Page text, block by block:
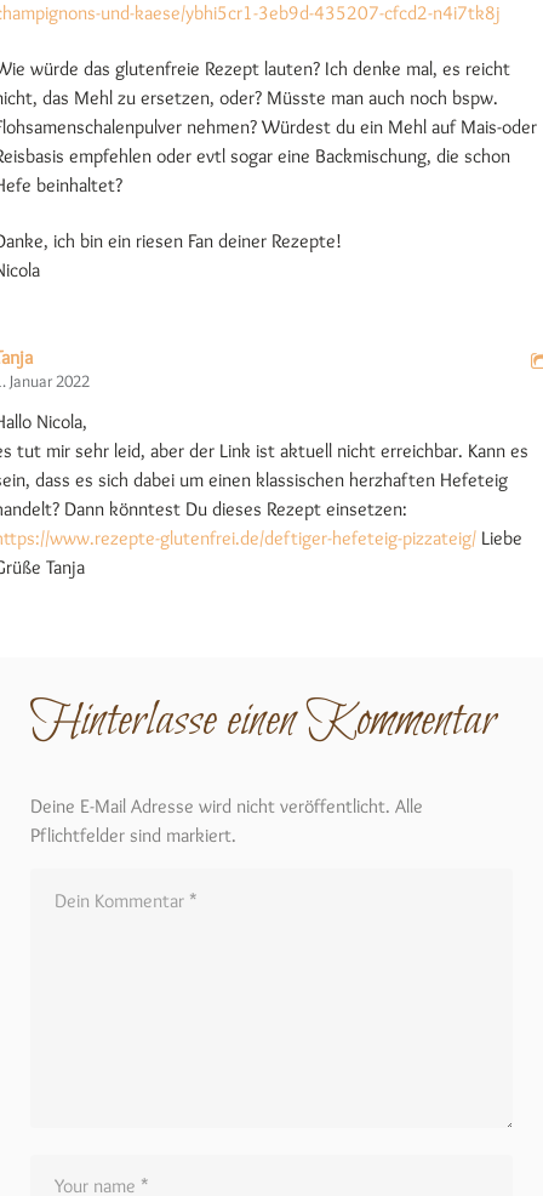
und-kaese/ybhi5cr1-3eb9d-435207-cfcd2-n4i7tk8j
würde das glutenfreie Rezept lauten? Ich denke mal, es reicht
das Mehl zu ersetzen, oder? Müsste man auch noch bspw.
nehmen? Würdest du ein Mehl auf Mais-oder
empfehlen oder evtl sogar eine Backmischung, die schon
beinhaltet?
ich bin ein riesen Fan deiner Rezepte!
Januar 2022
Nicola,
tut mir sehr leid, aber der Link ist aktuell nicht erreichbar. Kann es
dass es sich dabei um einen klassischen herzhaften Hefeteig
Dann könntest Du dieses Rezept einsetzen:
www.rezepte-glutenfrei.de/deftiger-hefeteig-pizzateig/ Liebe
Tanja
Hinterlasse einen Kommentar
Deine E-Mail Adresse wird nicht veröffentlicht. Alle
Pflichtfelder sind markiert.